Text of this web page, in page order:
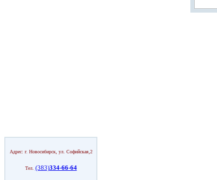
Адрес: г. Новосибирск, ул. Софийская,2
Тел. (383)334-66-64